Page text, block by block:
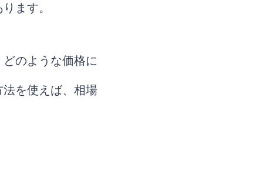
ます。
どのような価格に
を使えば、相場